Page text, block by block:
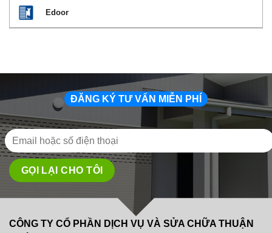
Edoor
ĐĂNG KÝ TƯ VẤN MIỄN PHÍ
CÔNG TY CỔ PHẦN DỊCH VỤ VÀ SỬA CHỮA THUẬN